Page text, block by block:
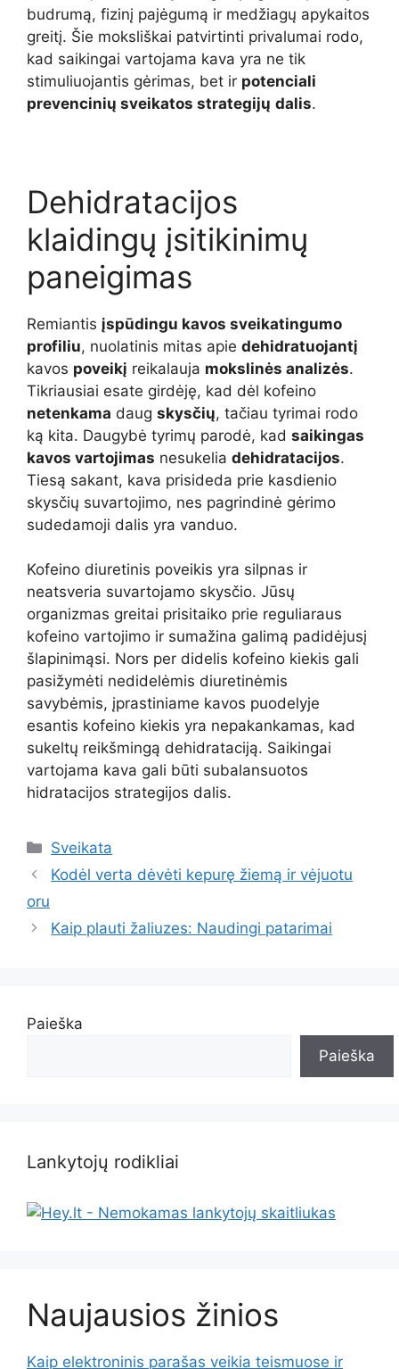
budrumą, fizinį pajėgumą ir medžiagų apykaitos
greitį. Šie moksliškai patvirtinti privalumai rodo,
kad saikingai vartojama kava yra ne tik
stimuliuojantis gėrimas, bet ir potenciali
prevencinių sveikatos strategijų dalis.
Dehidratacijos
klaidingų įsitikinimų
paneigimas
Remiantis įspūdingu kavos sveikatingumo
profiliu, nuolatinis mitas apie dehidratuojantį
kavos poveikį reikalauja mokslinės analizės.
Tikriausiai esate girdėję, kad dėl kofeino
netenkama daug skysčių, tačiau tyrimai rodo
ką kita. Daugybė tyrimų parodė, kad saikingas
kavos vartojimas nesukelia dehidratacijos.
Tiesą sakant, kava prisideda prie kasdienio
skysčių suvartojimo, nes pagrindinė gėrimo
sudedamoji dalis yra vanduo.
Kofeino diuretinis poveikis yra silpnas ir
neatsveria suvartojamo skysčio. Jūsų
organizmas greitai prisitaiko prie reguliaraus
kofeino vartojimo ir sumažina galimą padidėjusį
šlapinimąsi. Nors per didelis kofeino kiekis gali
pasižymėti nedidelėmis diuretinėmis
savybėmis, įprastiniame kavos puodelyje
esantis kofeino kiekis yra nepakankamas, kad
sukeltų reikšmingą dehidrataciją. Saikingai
vartojama kava gali būti subalansuotos
hidratacijos strategijos dalis.
Kategorijos
Sveikata
Kodėl verta dėvėti kepurę žiemą ir vėjuotu
oru
Kaip plauti žaliuzes: Naudingi patarimai
Paieška
Paieška
Lankytojų rodikliai
Naujausios žinios
Kaip elektroninis parašas veikia teismuose ir